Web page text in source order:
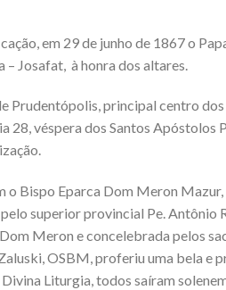
em 29 de junho de 1867 o
Josafat, à honra dos altares.
Prudentópolis, principal centro
28, véspera dos Santos Apóstolos
o Bispo Eparca Dom Meron
superior provincial Pe. Antônio
Meron e concelebrada pelos
OSBM, proferiu uma bela e
Liturgia, todos saíram